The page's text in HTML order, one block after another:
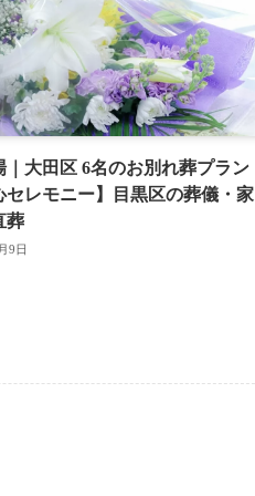
｜大田区 6名のお別れ葬プラン
セレモニー】目黒区の葬儀・家
葬
9日